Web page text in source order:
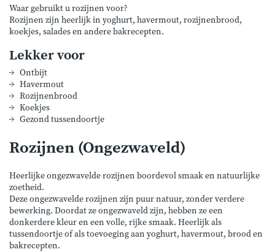
Waar gebruikt u rozijnen voor?
Rozijnen zijn heerlijk in yoghurt, havermout, rozijnenbrood,
koekjes, salades en andere bakrecepten.
Lekker voor
Ontbijt
Havermout
Rozijnenbrood
Koekjes
Gezond tussendoortje
Rozijnen (Ongezwaveld)
Heerlijke ongezwavelde rozijnen boordevol smaak en natuurlijke
zoetheid.
Deze ongezwavelde rozijnen zijn puur natuur, zonder verdere
bewerking. Doordat ze ongezwaveld zijn, hebben ze een
donkerdere kleur en een volle, rijke smaak. Heerlijk als
tussendoortje of als toevoeging aan yoghurt, havermout, brood en
bakrecepten.